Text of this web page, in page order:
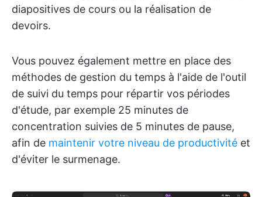
diapositives de cours ou la réalisation de
devoirs.
Vous pouvez également mettre en place des
méthodes de gestion du temps à l'aide de l'outil
de suivi du temps pour répartir vos périodes
d'étude, par exemple 25 minutes de
concentration suivies de 5 minutes de pause,
afin de maintenir votre niveau de productivité et
d'éviter le surmenage.